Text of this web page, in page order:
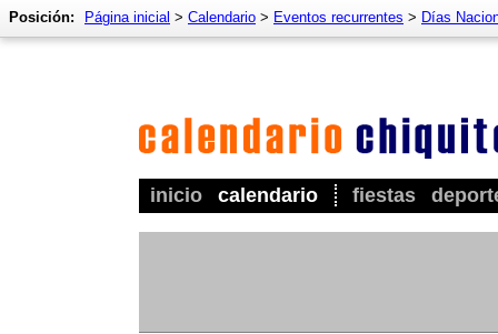
inicio calendario fiestas
Posición: Página inicial > Calendario > Eventos recurrentes > Días